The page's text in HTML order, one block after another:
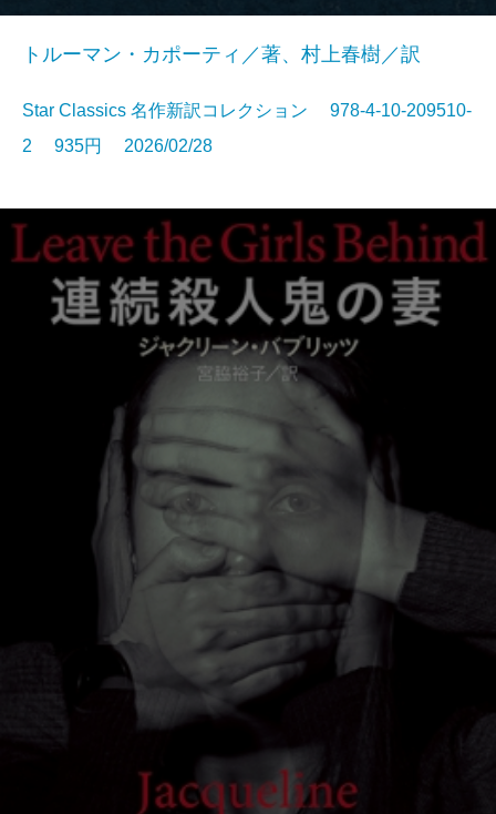
トルーマン・カポーティ／著、村上春樹／訳
Star Classics 名作新訳コレクション 978-4-10-209510-
2 935円 2026/02/28